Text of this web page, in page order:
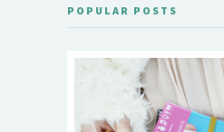
POPULAR POSTS